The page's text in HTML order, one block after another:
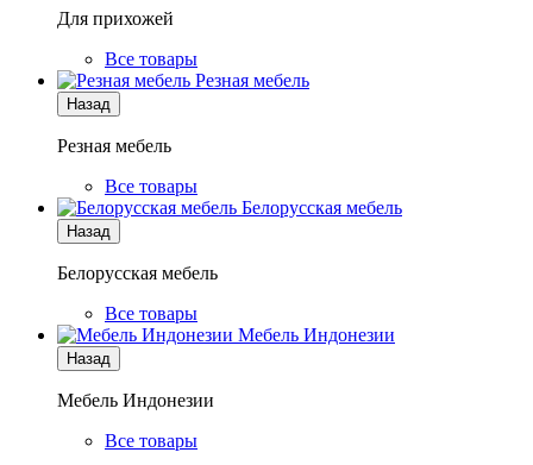
Для прихожей
Все товары
Резная мебель
Назад
Резная мебель
Все товары
Белорусская мебель
Назад
Белорусская мебель
Все товары
Мебель Индонезии
Назад
Мебель Индонезии
Все товары